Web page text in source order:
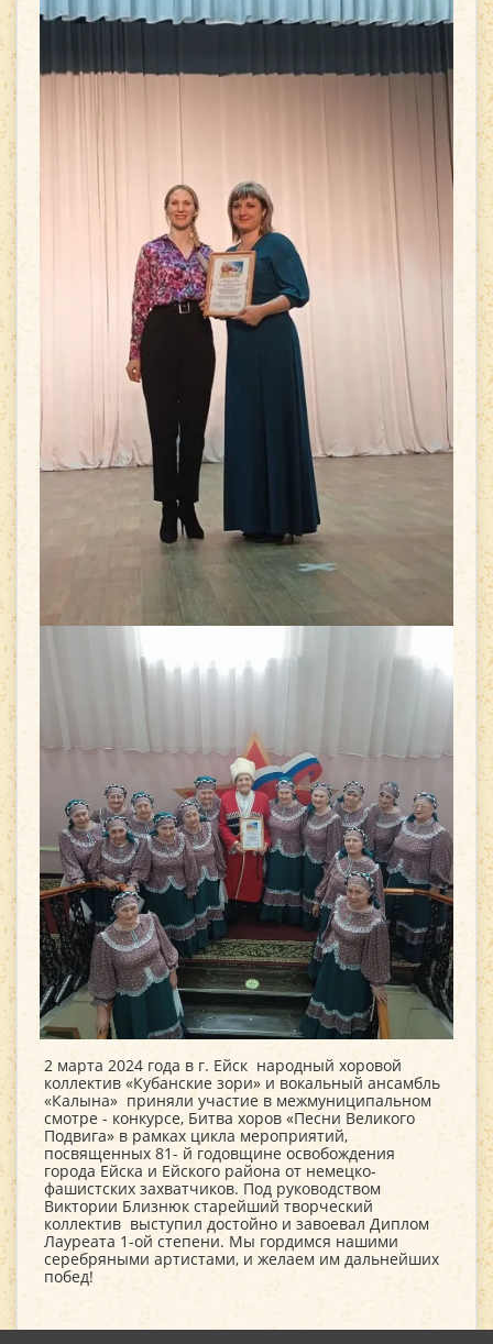
2 марта 2024 года в г. Ейск народный хоровой
коллектив «Кубанские зори» и вокальный ансамбль
«Калына» приняли участие в межмуниципальном
смотре - конкурсе, Битва хоров «Песни Великого
Подвига» в рамках цикла мероприятий,
посвященных 81- й годовщине освобождения
города Ейска и Ейского района от немецко-
фашистских захватчиков. Под руководством
Виктории Близнюк старейший творческий
коллектив выступил достойно и завоевал Диплом
Лауреата 1-ой степени. Мы гордимся нашими
серебряными артистами, и желаем им дальнейших
побед!